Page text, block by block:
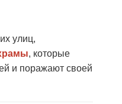
улиц,
, которые
и поражают своей